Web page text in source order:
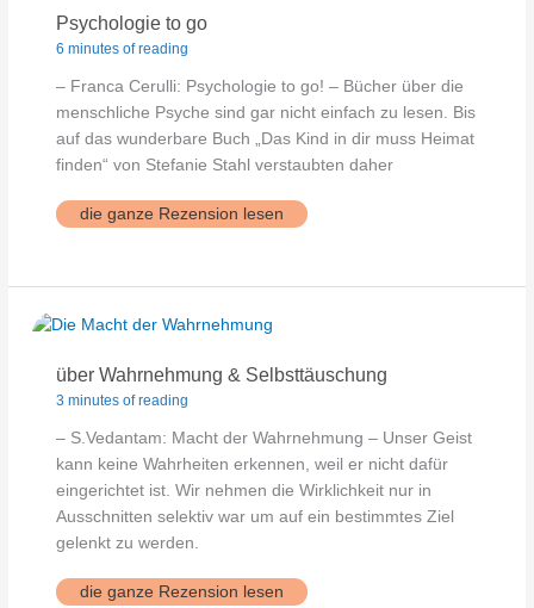
Psychologie to go
6 minutes of reading
– Franca Cerulli: Psychologie to go! – Bücher über die
menschliche Psyche sind gar nicht einfach zu lesen. Bis
auf das wunderbare Buch „Das Kind in dir muss Heimat
finden“ von Stefanie Stahl verstaubten daher
Psychologie
to
die ganze Rezension lesen
über Wahrnehmung & Selbsttäuschung
3 minutes of reading
– S.Vedantam: Macht der Wahrnehmung – Unser Geist
kann keine Wahrheiten erkennen, weil er nicht dafür
eingerichtet ist. Wir nehmen die Wirklichkeit nur in
Ausschnitten selektiv war um auf ein bestimmtes Ziel
gelenkt zu werden.
über
die ganze Rezension lesen